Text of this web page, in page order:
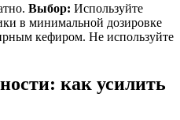
Выбор: Используйте
в минимальной дозировке
кефиром. Не используйте
как усилить